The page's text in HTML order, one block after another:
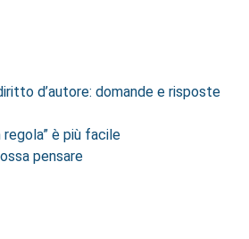
d’autore: domande e risposte
regola” è più facile
pensare